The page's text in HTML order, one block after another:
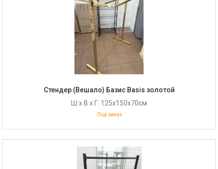
Стендер (Вешало) Базис Basis золотой
Ш х В х Г: 125х150х70см
Под заказ